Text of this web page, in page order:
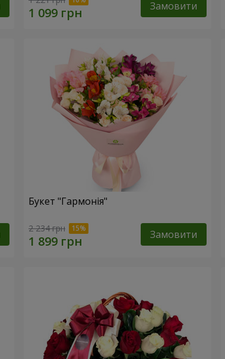
Замовити
Букет "Гармонія"
2 234 грн Замовити